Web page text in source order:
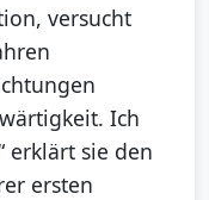
versucht
Ich
erklärt sie den
ersten